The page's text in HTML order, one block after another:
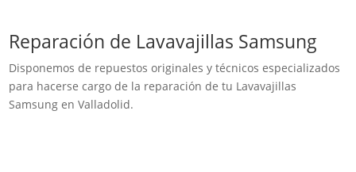
Reparación de Lavavajillas Samsung
Disponemos de repuestos originales y técnicos especializados
para hacerse cargo de la reparación de tu Lavavajillas
Samsung en Valladolid.